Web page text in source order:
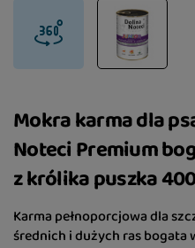
Mokra karma dla
Noteci Premium
z królika puszka
Karma pełnoporcjowa dla
średnich i dużych ras bogata